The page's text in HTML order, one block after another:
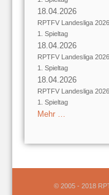
18.04.2026
RPTFV Landesliga 2026
1. Spieltag
18.04.2026
RPTFV Landesliga 2026
1. Spieltag
18.04.2026
RPTFV Landesliga 2026
1. Spieltag
Mehr …
© 2005 - 2018